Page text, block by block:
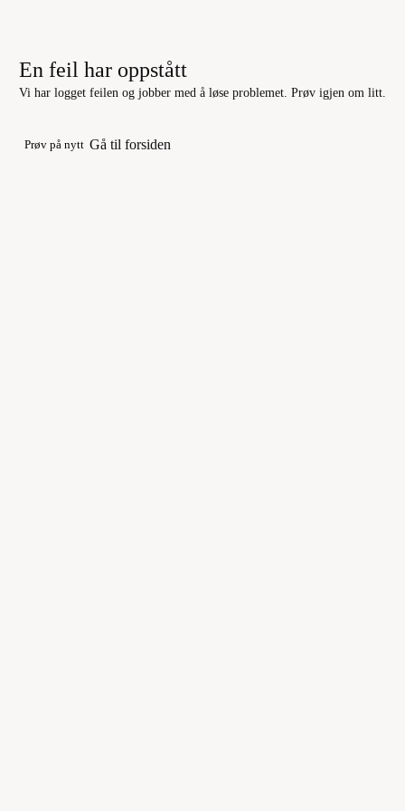
En feil har oppstått
Vi har logget feilen og jobber med å løse problemet. Prøv igjen om litt.
Prøv på nytt Gå til forsiden